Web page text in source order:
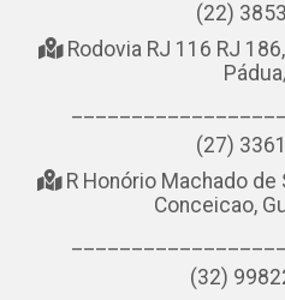
(22)
Rodovia RJ 116 RJ
(27)
R Honório Machado de
Conceicao,
(32)